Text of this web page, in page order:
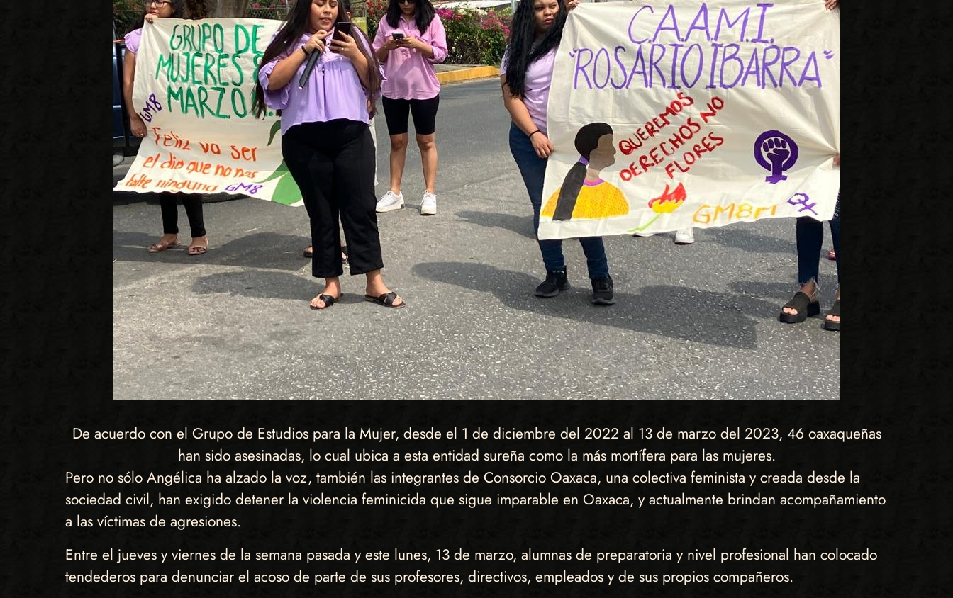
De acuerdo con el Grupo de Estudios para la Mujer, desde el 1 de diciembre del 2022 al 13 de marzo del 2023, 46 oaxaqueñas
han sido asesinadas, lo cual ubica a esta entidad sureña como la más mortífera para las mujeres.
Pero no sólo Angélica ha alzado la voz, también las integrantes de Consorcio Oaxaca, una colectiva feminista y creada desde la
sociedad civil, han exigido detener la violencia feminicida que sigue imparable en Oaxaca, y actualmente brindan acompañamiento
a las víctimas de agresiones.
Entre el jueves y viernes de la semana pasada y este lunes, 13 de marzo, alumnas de preparatoria y nivel profesional han colocado
tendederos para denunciar el acoso de parte de sus profesores, directivos, empleados y de sus propios compañeros.